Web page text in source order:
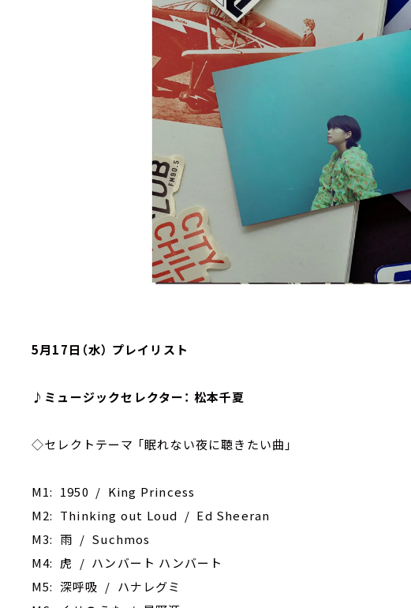
5月17日（水） プレイリスト
♪ミュージックセレクター： 松本千夏
◇セレクトテーマ 「眠れない夜に聴きたい曲」
M1: 1950 / King Princess
M2: Thinking out Loud / Ed Sheeran
M3: 雨 / Suchmos
M4: 虎 / ハンバート ハンバート
M5: 深呼吸 / ハナレグミ